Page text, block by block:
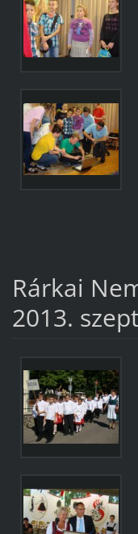
Rárkai
2013.